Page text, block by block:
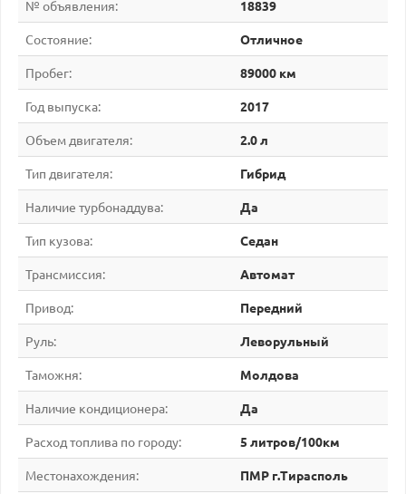
№ объявления: 18839
Состояние: Отличное
Пробег: 89000 км
Год выпуска: 2017
Объем двигателя: 2.0 л
Тип двигателя: Гибрид
Наличие турбонаддува: Да
Тип кузова: Седан
Трансмиссия: Автомат
Привод: Передний
Руль: Леворульный
Таможня: Молдова
Наличие кондиционера: Да
Расход топлива по городу: 5 литров/100км
Местонахождения: ПМР г.Тирасполь